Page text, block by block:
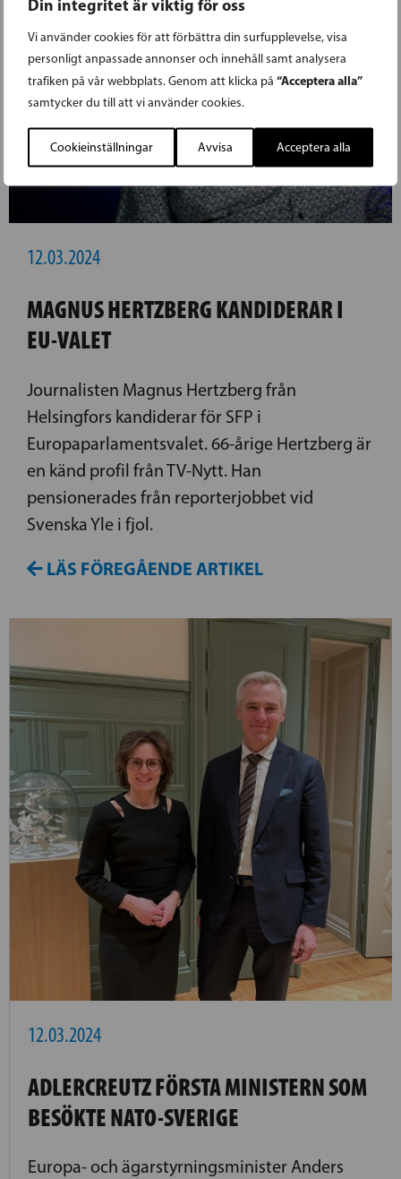
Vi använder cookies för att förbättra din surfupplevelse, visa
personligt anpassade annonser och innehåll samt analysera
trafiken på vår webbplats. Genom att klicka på “Acceptera alla”
samtycker du till att vi använder cookies.
Cookieinställningar Avvisa Acceptera alla
12.03.2024
MAGNUS HERTZBERG KANDIDERAR I
EU-VALET
Journalisten Magnus Hertzberg från
Helsingfors kandiderar för SFP i
Europaparlamentsvalet. 66-årige Hertzberg är
en känd profil från TV-Nytt. Han
pensionerades från reporterjobbet vid
Svenska Yle i fjol.
LÄS FÖREGÅENDE ARTIKEL
12.03.2024
ADLERCREUTZ FÖRSTA MINISTERN SOM
BESÖKTE NATO-SVERIGE
Europa- och ägarstyrningsminister Anders